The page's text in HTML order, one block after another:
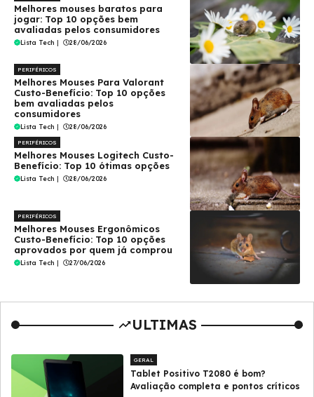
Melhores mouses baratos para
jogar: Top 10 opções bem
avaliadas pelos consumidores
Lista Tech | 28/06/2026
PERIFÉRICOS
Melhores Mouses Para Valorant
Custo-Benefício: Top 10 opções
bem avaliadas pelos
consumidores
Lista Tech | 28/06/2026
PERIFÉRICOS
Melhores Mouses Logitech Custo-
Benefício: Top 10 ótimas opções
Lista Tech | 28/06/2026
PERIFÉRICOS
Melhores Mouses Ergonômicos
Custo-Benefício: Top 10 opções
aprovados por quem já comprou
Lista Tech | 27/06/2026
ULTIMAS
GERAL
Tablet Positivo T2080 é bom?
Avaliação completa e pontos críticos